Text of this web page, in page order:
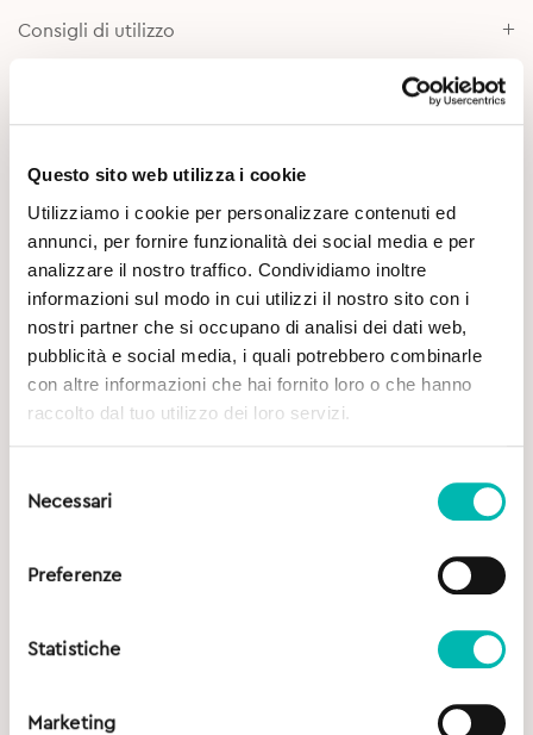
Questo sito web utilizza i cookie
Utilizziamo i cookie per personalizzare contenuti ed
annunci, per fornire funzionalità dei social media e per
analizzare il nostro traffico. Condividiamo inoltre
informazioni sul modo in cui utilizzi il nostro sito con i
nostri partner che si occupano di analisi dei dati web,
pubblicità e social media, i quali potrebbero combinarle
con altre informazioni che hai fornito loro o che hanno
raccolto dal tuo utilizzo dei loro servizi.
delNecessari
Preferenze
Statistiche
Marketing
Consigli di utilizzo
Approfondimenti
Potrebbe Interessarti